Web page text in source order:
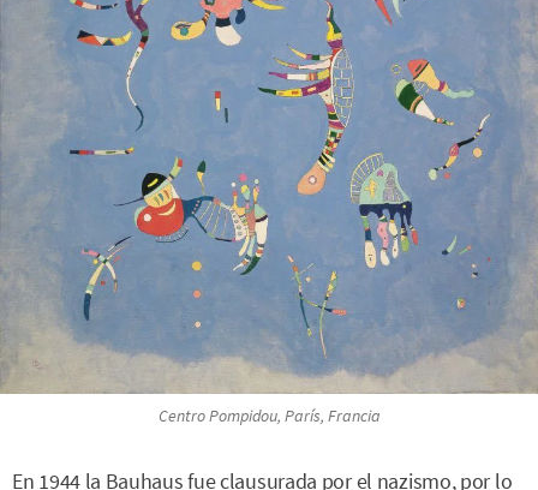
Centro Pompidou, París, Francia
En 1944 la Bauhaus fue clausurada por el nazismo, por lo